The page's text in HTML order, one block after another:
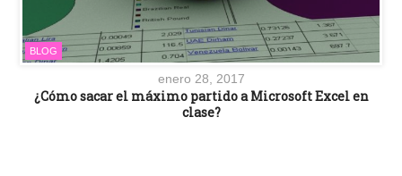
BLOG
enero 28, 2017
¿Cómo sacar el máximo partido a Microsoft Excel en
clase?